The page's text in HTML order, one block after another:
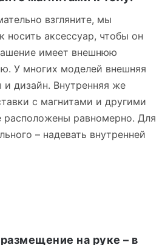
взгляните, мы
носить аксессуар, чтобы он
имеет внешнюю
У многих моделей внешняя
дизайн. Внутренняя же
с магнитами и другими
расположены равномерно. Для
– надевать внутренней
на руке – в